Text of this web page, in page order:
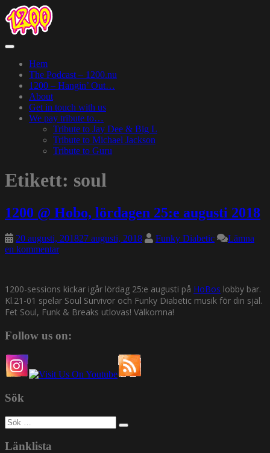
Skip
to
main
Toggle
navigation
Hem
The Podcast – 1200.nu
1200 – Hangin’ Out…
About
Get in touch with us
We pay tribute to…
Tribute to Jay Dee & Big L
Tribute to Michael Jackson
Tribute to Guru
Etikett: soul
1200 @ Hobo, lördagen 25:e augusti 2018
20 augusti, 201827 augusti, 2018 Funky Diabetic
Lämna
en kommentar
1200-sessions kickar igår lördag 25:e augusti på HoBos lobby bar.
Kl.21-01 spelar Soul Survivor och Funky Diabetic musik för din själ.
Fet Soul, Funk & Breaks utlovas! Välkomna!
Follow us on:
Sök
Sök
efter:
Länklista